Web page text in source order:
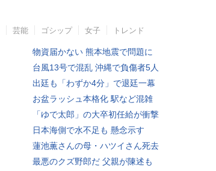
芸能 ゴシップ 女子 トレンド
物資届かない 熊本地震で問題に
台風13号で混乱 沖縄で負傷者5人
出廷も「わずか4分」で退廷一幕
お盆ラッシュ本格化 駅など混雑
「ゆで太郎」の大卒初任給が衝撃
日本海側で水不足も 懸念示す
蓮池薫さんの母・ハツイさん死去
最悪のクズ野郎だ 父親が陳述も